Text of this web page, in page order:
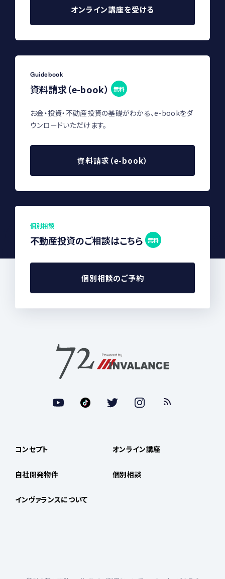
オンライン講座を受ける
Guidebook
資料請求（e-book） 無料
お金・投資・不動産投資の基礎がわかる、e-bookをダ
ウンロードいただけます。
資料請求（e-book）
個別相談
不動産投資のご相談はこちら 無料
個別相談のご予約
コンセプト
自社開発物件
インヴァランスについて
オンライン講座
個別相談